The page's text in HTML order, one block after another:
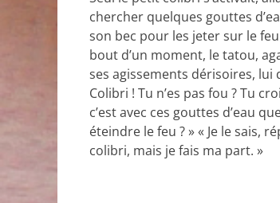
chercher quelques gouttes
son bec pour les jeter sur le
bout d’un moment, le tatou,
ses agissements dérisoires, lui
Colibri ! Tu n’es pas fou ? Tu
c’est avec ces gouttes d’eau
éteindre le feu ? » « Je le sais,
colibri, mais je fais ma part. »